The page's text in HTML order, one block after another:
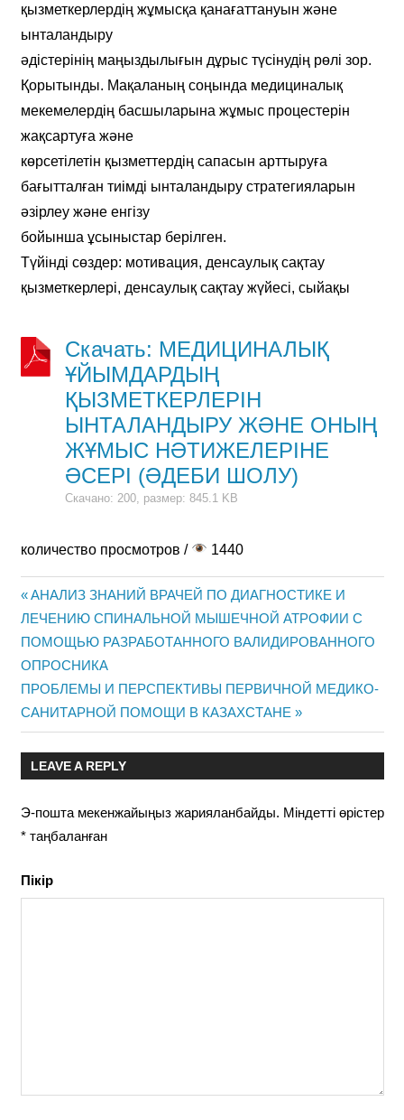
қызметкерлердің жұмысқа қанағаттануын және
ынталандыру
әдістерінің маңыздылығын дұрыс түсінудің рөлі зор.
Қорытынды. Мақаланың соңында медициналық
мекемелердің басшыларына жұмыс процестерін
жақсартуға және
көрсетілетін қызметтердің сапасын арттыруға
бағытталған тиімді ынталандыру стратегияларын
әзірлеу және енгізу
бойынша ұсыныстар берілген.
Түйінді сөздер: мотивация, денсаулық сақтау
қызметкерлері, денсаулық сақтау жүйесі, сыйақы
Скачать: МЕДИЦИНАЛЫҚ
ҰЙЫМДАРДЫҢ
ҚЫЗМЕТКЕРЛЕРІН
ЫНТАЛАНДЫРУ ЖӘНЕ ОНЫҢ
ЖҰМЫС НӘТИЖЕЛЕРІНЕ
ӘСЕРІ (ӘДЕБИ ШОЛУ)
Скачано: 200, размер: 845.1 KB
количество просмотров / 1440
Жазба
навигациясы
Previous
Post:
АНАЛИЗ ЗНАНИЙ ВРАЧЕЙ ПО ДИАГНОСТИКЕ И
ЛЕЧЕНИЮ СПИНАЛЬНОЙ МЫШЕЧНОЙ АТРОФИИ С
ПОМОЩЬЮ РАЗРАБОТАННОГО ВАЛИДИРОВАННОГО
ОПРОСНИКА
Next
Post:
ПРОБЛЕМЫ И ПЕРСПЕКТИВЫ ПЕРВИЧНОЙ МЕДИКО-
САНИТАРНОЙ ПОМОЩИ В КАЗАХСТАНЕ
LEAVE A REPLY
Э-пошта мекенжайыңыз жарияланбайды. Міндетті өрістер
*таңбаланған
Пікір